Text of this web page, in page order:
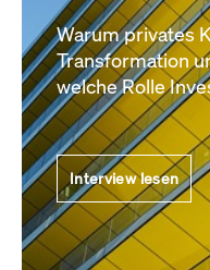
Warum privates
Transformation
welche Rolle
Interview lesen